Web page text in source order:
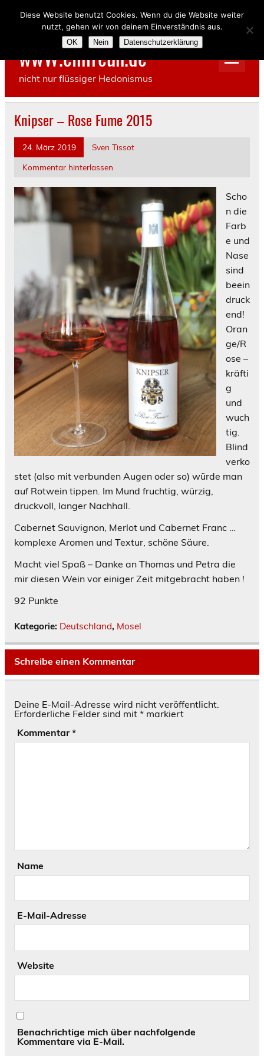
wwW.einfreun.de
nicht nur flüssiger Hedonismus
Knipser – Rose Fume 2015
24. März 2019
Sven Tissot
Kommentar hinterlassen
Scho
n die
Farb
e und
Nase
sind
beein
druck
end!
Oran
ge/R
ose –
kräfti
g
und
wuch
tig.
Blind
verko
stet (also mit verbunden Augen oder so) würde man
auf Rotwein tippen. Im Mund fruchtig, würzig,
druckvoll, langer Nachhall.
Cabernet Sauvignon, Merlot und Cabernet Franc …
komplexe Aromen und Textur, schöne Säure.
Macht viel Spaß – Danke an Thomas und Petra die
mir diesen Wein vor einiger Zeit mitgebracht haben !
92 Punkte
Kategorie: Deutschland, Mosel
Schreibe einen Kommentar
Deine E-Mail-Adresse wird nicht veröffentlicht.
Erforderliche Felder sind mit * markiert
Kommentar*
Name
E-Mail-Adresse
Website
Benachrichtige mich über nachfolgende
Kommentare via E-Mail.
Diese Website benutzt Cookies. Wenn du die Website weiter
nutzt, gehen wir von deinem Einverständnis aus.
OK Nein Datenschutzerklärung